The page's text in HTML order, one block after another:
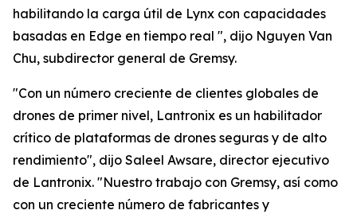
habilitando la carga útil de Lynx con capacidades
basadas en Edge en tiempo real ", dijo Nguyen Van
Chu, subdirector general de Gremsy.
"Con un número creciente de clientes globales de
drones de primer nivel, Lantronix es un habilitador
crítico de plataformas de drones seguras y de alto
rendimiento", dijo Saleel Awsare, director ejecutivo
de Lantronix. "Nuestro trabajo con Gremsy, así como
con un creciente número de fabricantes y